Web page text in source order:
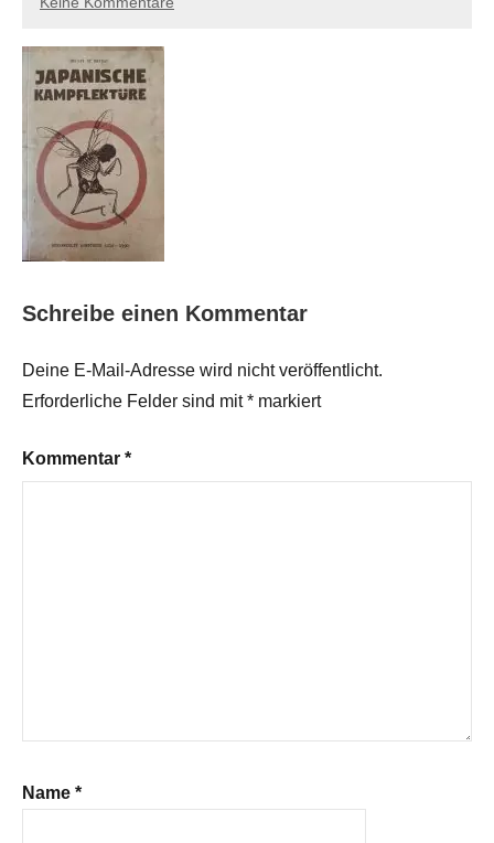
Schreibe einen Kommentar
Deine E-Mail-Adresse wird nicht veröffentlicht.
Erforderliche Felder sind mit* markiert
Kommentar *
Name *